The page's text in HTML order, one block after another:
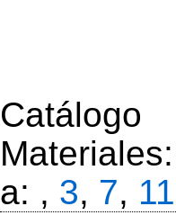
a: , 3, 7, 11